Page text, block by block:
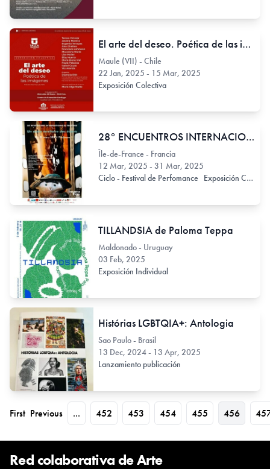
El arte del deseo. Poética de las imágenes
Maule (VII) - Chile
22 Jan, 2025 - 15 Mar, 2025
Exposición Colectiva
28° ENCUENTROS INTERNACIONALES DE CRUCE
Île-de-France - Francia
12 Mar, 2025 - 31 Mar, 2025
Ciclo - Festival de Perfomance Exposición Colectiva
TILLANDSIA de Paloma Teppa
Maldonado - Uruguay
03 Feb, 2025
Exposición Individual
Histórias LGBTQIA+: Antologia
Sao Paulo - Brasil
13 Dec, 2024 - 13 Apr, 2025
Lanzamiento publicación
First Previous ... 452 453 454 455 456
Red colaborativa de Arte